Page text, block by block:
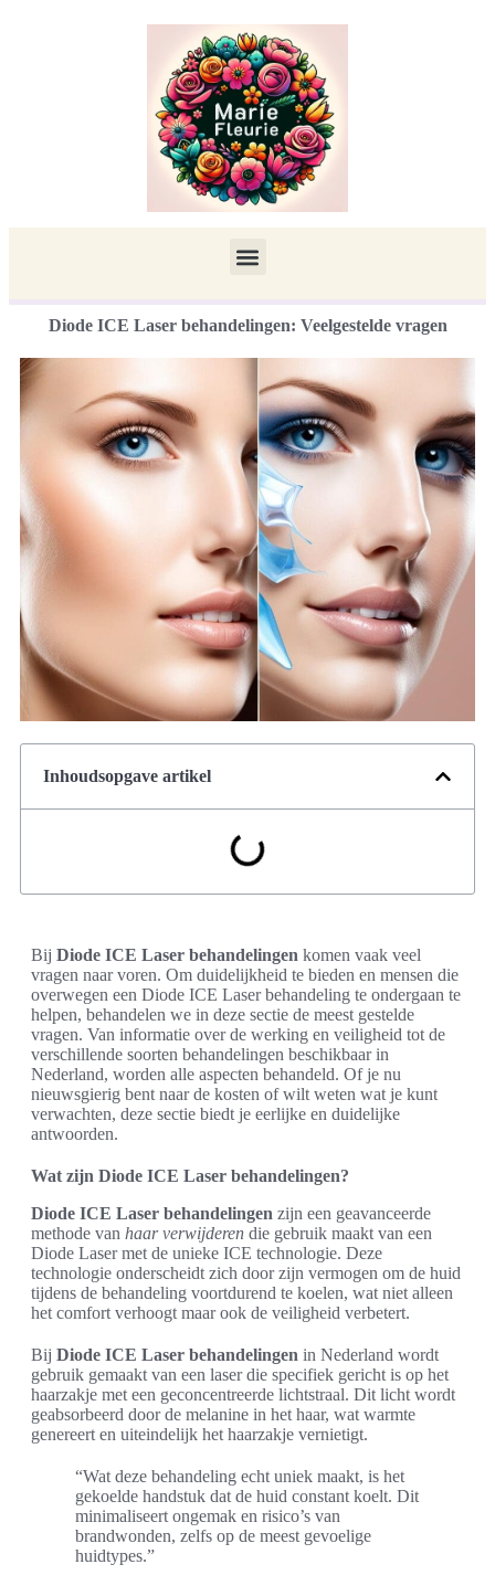
Diode ICE Laser behandelingen: Veelgestelde vragen
Inhoudsopgave artikel
Bij Diode ICE Laser behandelingen komen vaak veel
vragen naar voren. Om duidelijkheid te bieden en mensen die
overwegen een Diode ICE Laser behandeling te ondergaan te
helpen, behandelen we in deze sectie de meest gestelde
vragen. Van informatie over de werking en veiligheid tot de
verschillende soorten behandelingen beschikbaar in
Nederland, worden alle aspecten behandeld. Of je nu
nieuwsgierig bent naar de kosten of wilt weten wat je kunt
verwachten, deze sectie biedt je eerlijke en duidelijke
antwoorden.
Wat zijn Diode ICE Laser behandelingen?
Diode ICE Laser behandelingen zijn een geavanceerde
methode van haar verwijderen die gebruik maakt van een
Diode Laser met de unieke ICE technologie. Deze
technologie onderscheidt zich door zijn vermogen om de huid
tijdens de behandeling voortdurend te koelen, wat niet alleen
het comfort verhoogt maar ook de veiligheid verbetert.
Bij Diode ICE Laser behandelingen in Nederland wordt
gebruik gemaakt van een laser die specifiek gericht is op het
haarzakje met een geconcentreerde lichtstraal. Dit licht wordt
geabsorbeerd door de melanine in het haar, wat warmte
genereert en uiteindelijk het haarzakje vernietigt.
“Wat deze behandeling echt uniek maakt, is het
gekoelde handstuk dat de huid constant koelt. Dit
minimaliseert ongemak en risico’s van
brandwonden, zelfs op de meest gevoelige
huidtypes.”